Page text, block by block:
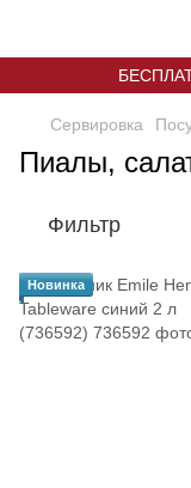
Сервировка
Пиалы,
Фильтр
Новинка